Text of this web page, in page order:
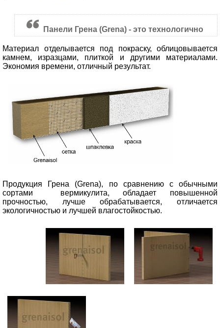
Панели Грена (Grena) - это технологично
Материал отделывается под покраску, облицовывается
камнем, изразцами, плиткой и другими материалами.
Экономия времени, отличный результат.
Продукция Грена (Grena), по сравнению с обычными
сортами вермикулита, обладает повышенной
прочностью, лучше обрабатывается, отличается
экологичностью и лучшей влагостойкостью.